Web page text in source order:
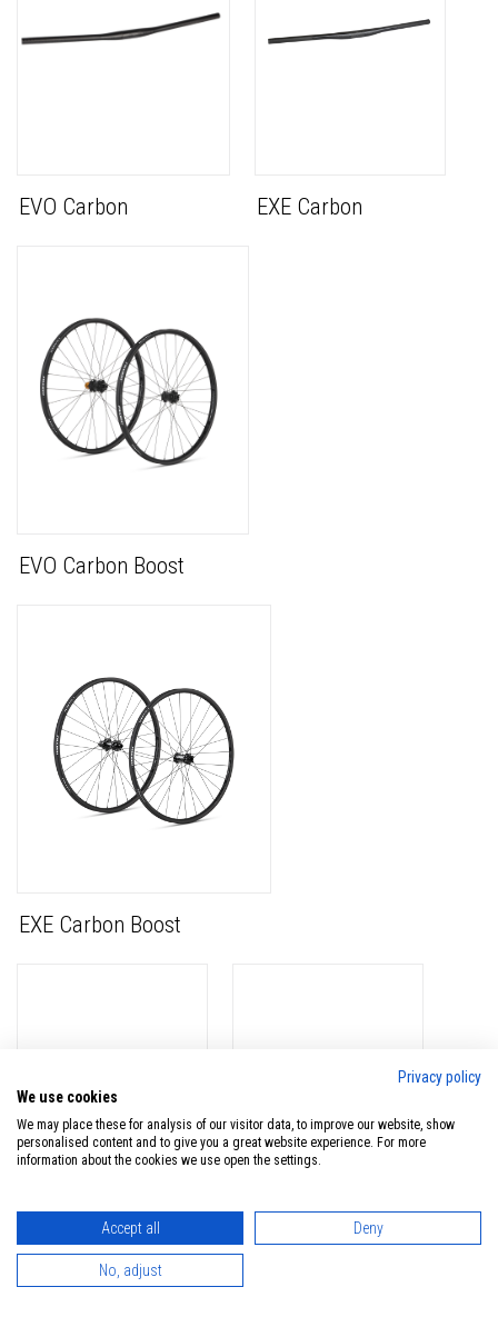
EVO Carbon EXE Carbon
EVO Carbon Boost
EXE Carbon Boost
HSI-EVO Taper HSI-EXE Taper
Privacy policy
We use cookies
We may place these for analysis of our visitor data, to improve our website, show
personalised content and to give you a great website experience. For more
information about the cookies we use open the settings.
Accept all Deny
No, adjust